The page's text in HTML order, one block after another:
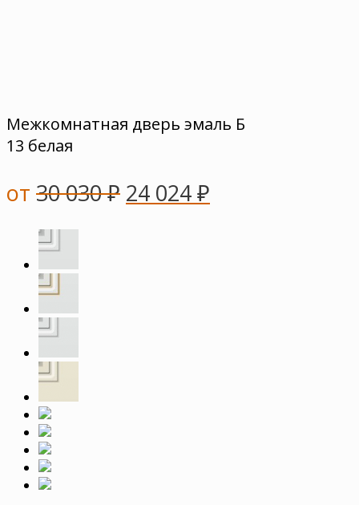
Межкомнатная дверь эмаль Б
13 белая
от 30 030₽ 24 024₽